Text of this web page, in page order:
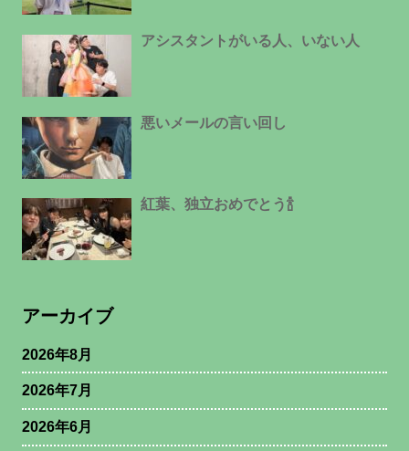
アシスタントがいる人、いない人
悪いメールの言い回し
紅葉、独立おめでとう🍾
アーカイブ
2026年8月
2026年7月
2026年6月